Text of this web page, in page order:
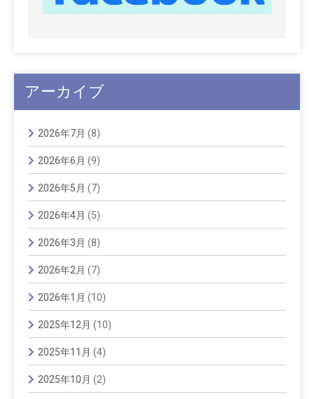
アーカイブ
2026年7月 (8)
2026年6月 (9)
2026年5月 (7)
2026年4月 (5)
2026年3月 (8)
2026年2月 (7)
2026年1月 (10)
2025年12月 (10)
2025年11月 (4)
2025年10月 (2)